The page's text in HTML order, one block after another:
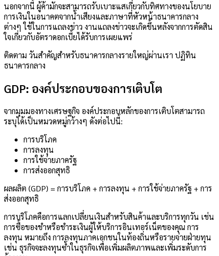
นอกจากนี้ ผู้ค้ามักจะสามารถรับเบาะแสเกี่ยวกับทิศทางของนโยบาย
การเงินในอนาคตจากน้ำเสียงและภาษาที่หัวหน้าธนาคารกลาง
ต่างๆ ใช้ในการแถลงข่าว งานแถลงข่าวจะเกิดขึ้นหลังจากการตัดสิน
ใจเกี่ยวกับอัตราดอกเบี้ยได้รับการเผยแพร่
ติดตาม วันสำคัญสำหรับธนาคารกลางรายใหญ่ผ่านเรา ปฏิทิน
ธนาคารกลาง
GDP: องค์ประกอบของการเติบโต
จากมุมมองทางเศรษฐกิจ องค์ประกอบหลักของการเติบโตสามารถ
ระบุได้เป็นหมวดหมู่กว้างๆ ดังต่อไปนี้:
การบริโภค
การลงทุน
การใช้จ่ายภาครัฐ
การส่งออกสุทธิ
ผลผลิต (GDP) = การบริโภค + การลงทุน + การใช้จ่ายภาครัฐ + การ
ส่งออกสุทธิ
การบริโภคคือการแลกเปลี่ยนเงินสำหรับสินค้าและบริการทุกวัน เช่น
การซื้อของชำหรือชำระเงินผู้ให้บริการอินเทอร์เน็ตของคุณ การ
ลงทุน หมายถึง การลงทุนภาคเอกชนในท้องถิ่นหรือรายจ่ายฝ่ายทุน
เช่น ธุรกิจจะลงทุนซ้ำในธุรกิจเพื่อเพิ่มผลิตภาพและเพิ่มระดับการ